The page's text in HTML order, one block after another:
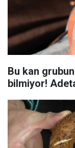
Bu kan
bilmiyor!